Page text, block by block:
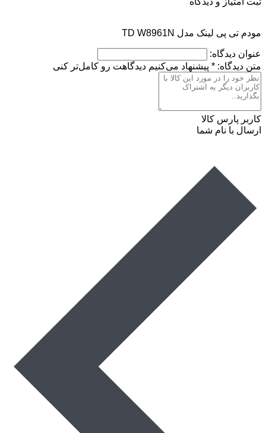
مودم تی پی لینک مدل TD W8961N
عنوان دیدگاه:
متن دیدگاه: * پیشنهاد می‌کنیم دیدگاهت رو کامل‌تر کنی
کاربر پارس کالا
ارسال با نام شما